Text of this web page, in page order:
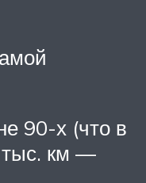
90-х (что в
тыс. км —